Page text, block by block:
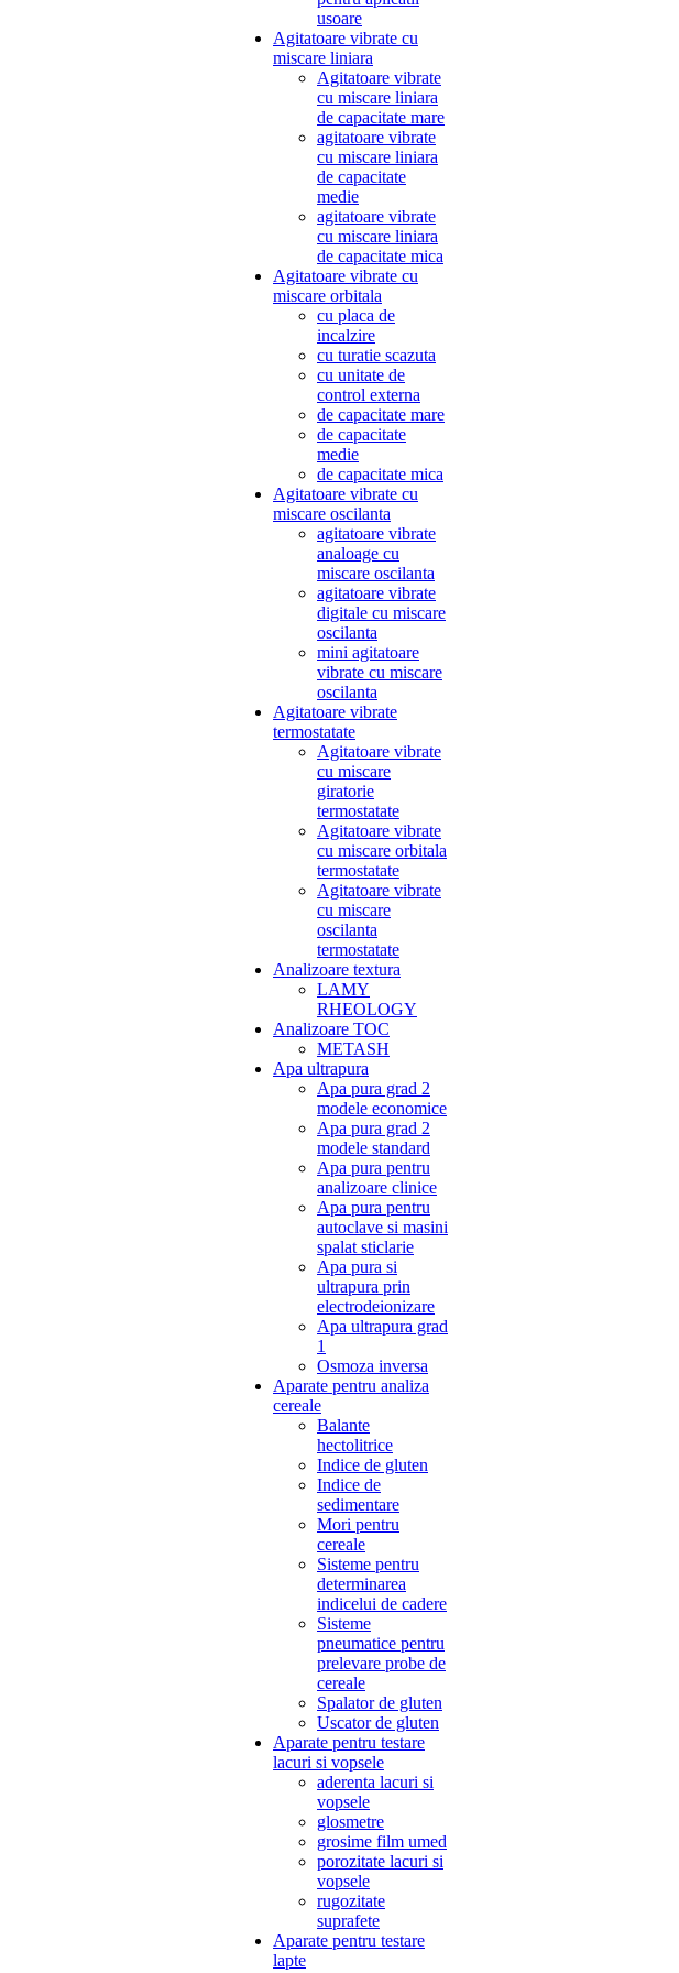
usoare
Agitatoare vibrate cu
miscare liniara
Agitatoare vibrate
cu miscare liniara
de capacitate mare
agitatoare vibrate
cu miscare liniara
de capacitate
medie
agitatoare vibrate
cu miscare liniara
de capacitate mica
Agitatoare vibrate cu
miscare orbitala
cu placa de
incalzire
cu turatie scazuta
cu unitate de
control externa
de capacitate mare
de capacitate
medie
de capacitate mica
Agitatoare vibrate cu
miscare oscilanta
agitatoare vibrate
analoage cu
miscare oscilanta
agitatoare vibrate
digitale cu miscare
oscilanta
mini agitatoare
vibrate cu miscare
oscilanta
Agitatoare vibrate
termostatate
Agitatoare vibrate
cu miscare
giratorie
termostatate
Agitatoare vibrate
cu miscare orbitala
termostatate
Agitatoare vibrate
cu miscare
oscilanta
termostatate
Analizoare textura
LAMY
RHEOLOGY
Analizoare TOC
METASH
Apa ultrapura
Apa pura grad 2
modele economice
Apa pura grad 2
modele standard
Apa pura pentru
analizoare clinice
Apa pura pentru
autoclave si masini
spalat sticlarie
Apa pura si
ultrapura prin
electrodeionizare
Apa ultrapura grad
1
Osmoza inversa
Aparate pentru analiza
cereale
Balante
hectolitrice
Indice de gluten
Indice de
sedimentare
Mori pentru
cereale
Sisteme pentru
determinarea
indicelui de cadere
Sisteme
pneumatice pentru
prelevare probe de
cereale
Spalator de gluten
Uscator de gluten
Aparate pentru testare
lacuri si vopsele
aderenta lacuri si
vopsele
glosmetre
grosime film umed
porozitate lacuri si
vopsele
rugozitate
suprafete
Aparate pentru testare
lapte